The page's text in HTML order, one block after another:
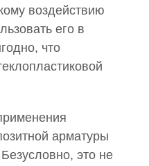
воздействию
его в
что
арматуры
это не